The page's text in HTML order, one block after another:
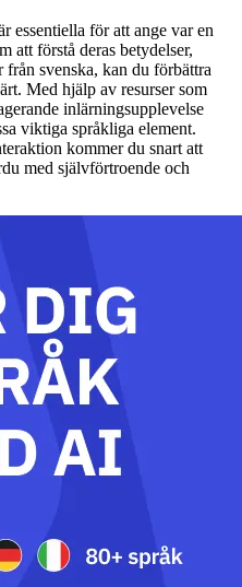
essentiella för att ange var en
att förstå deras betydelser,
svenska, kan du förbättra
Med hjälp av resurser som
inlärningsupplevelse
viktiga språkliga element.
kommer du snart att
med självförtroende och